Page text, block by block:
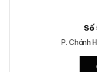
Số
P. Chánh